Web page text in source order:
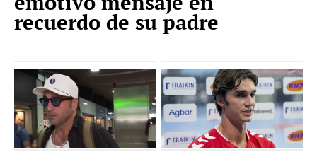
recuerdo de su padre